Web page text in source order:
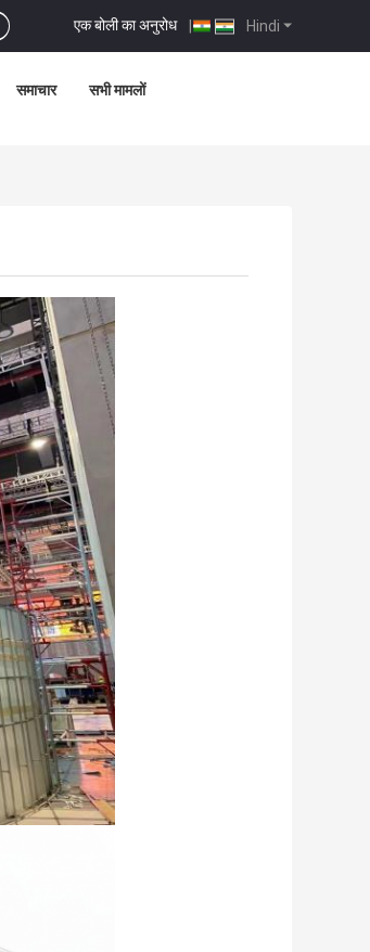
Hindi
एक बोली का अनुरोध |
समाचार सभी मामलों